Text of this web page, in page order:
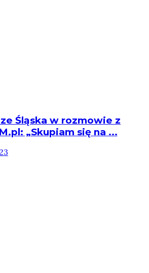
Śląska w rozmowie z
„Skupiam się na ...